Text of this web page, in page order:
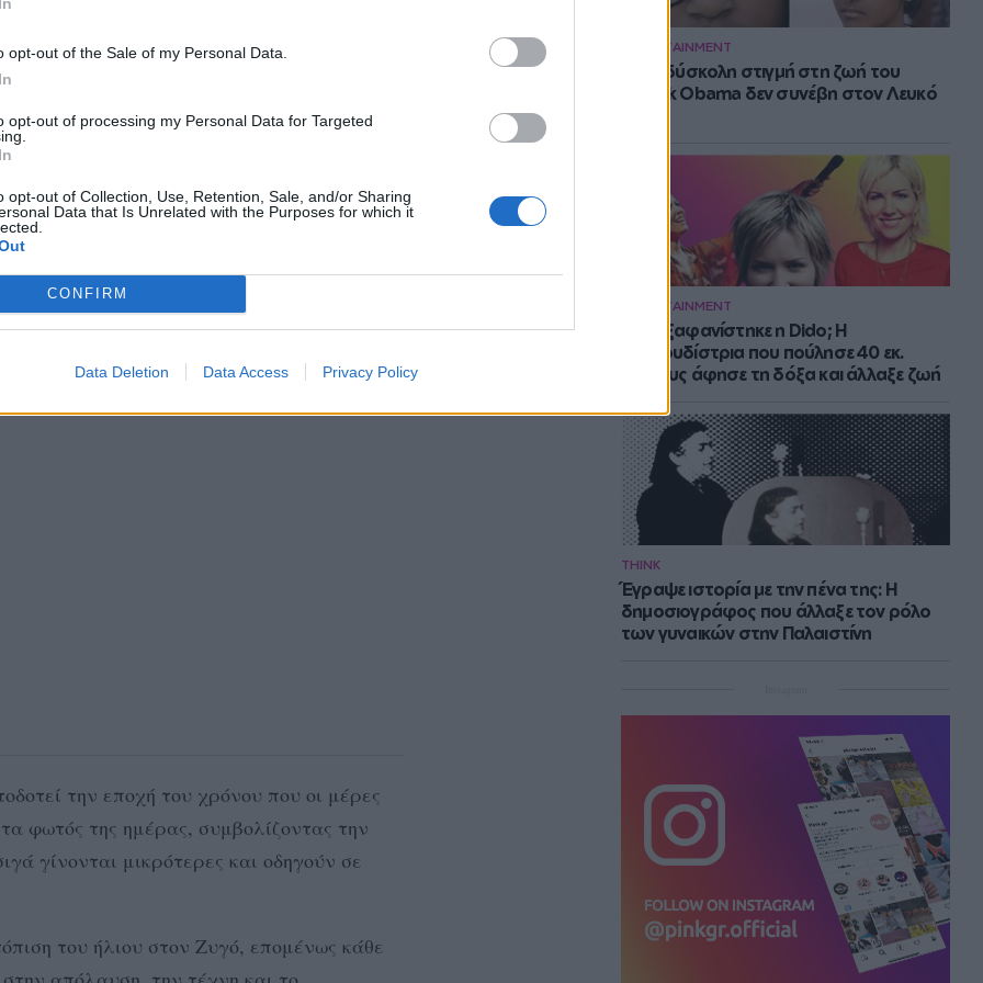
opt-out of the Sale of my Personal Data.
opt-out of processing my Personal Data for Targeted
opt-out of Collection, Use, Retention, Sale, and/or Sharing
Data that Is Unrelated with the Purposes for which it
CONFIRM
Data Deletion Data Access Privacy Policy
ENTERTAINMENT
Η πιο δύσκολη στιγμή στη ζωή του
Barack Obama δεν συνέβη στον Λευκό
ENTERTAINMENT
Πού εξαφανίστηκε η Dido; Η
τραγουδίστρια που πούλησε 40 εκ.
δίσκους άφησε τη δόξα και άλλαξε ζωή
THINK
Έγραψε ιστορία με την πένα της: Η
δημοσιογράφος που άλλαξε τον ρόλο
των γυναικών στην Παλαιστίνη
με άλλους ανθρώπους, ειδικά τώρα
του ζωδίου, είναι επιτέλους άμεση.
με το να ενώσετε τις δυνάμεις σας με
"χρησιμοποιήσετε" τις ζυγαριές του
να διατηρήσετε μια υγιή ισορροπία
στους άλλους και στον εαυτό σας!
την εποχή του χρόνου που οι μέρες
φωτός της ημέρας, συμβολίζοντας την
γίνονται μικρότερες και οδηγούν σε
του ήλιου στον Ζυγό, επομένως κάθε